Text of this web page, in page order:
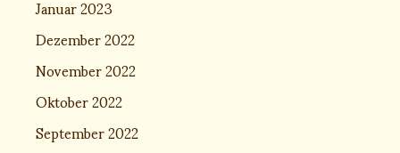
Dezember 2022
November 2022
Oktober 2022
September 2022